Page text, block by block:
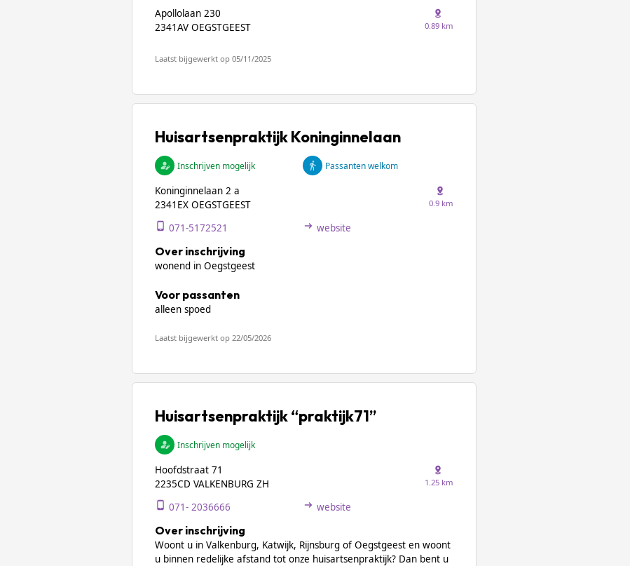
Apollolaan 230
2341AV OEGSTGEEST
0.89 km
Laatst bijgewerkt op 05/11/2025
Huisartsenpraktijk Koninginnelaan
Inschrijven mogelijk Passanten welkom
Koninginnelaan 2 a
2341EX OEGSTGEEST
0.9 km
071-5172521 website
Over inschrijving
wonend in Oegstgeest
Voor passanten
alleen spoed
Laatst bijgewerkt op 22/05/2026
Huisartsenpraktijk “praktijk71”
Inschrijven mogelijk
Hoofdstraat 71
2235CD VALKENBURG ZH
1.25 km
071- 2036666 website
Over inschrijving
Woont u in Valkenburg, Katwijk, Rijnsburg of Oegstgeest en woont
u binnen redelijke afstand tot onze huisartsenpraktijk? Dan bent u